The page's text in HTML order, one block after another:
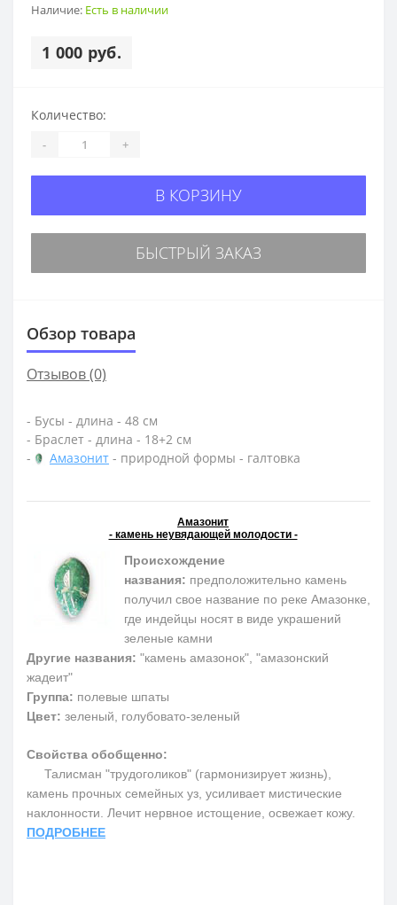
Наличие: Есть в наличии
1 000 руб.
Количество:
- +
В КОРЗИНУ
БЫСТРЫЙ ЗАКАЗ
Обзор товара
Отзывов (0)
- Бусы - длина - 48 см
- Браслет - длина - 18+2 см
-
Амазонит - природной формы - галтовка
Амазонит
- камень неувядающей молодости -
Происхождение
названия: предположительно камень
получил свое название по реке Амазонке,
где индейцы носят в виде украшений
зеленые камни
Другие названия: "камень амазонок", "амазонский
жадеит"
Группа: полевые шпаты
Цвет: зеленый, голубовато-зеленый
Свойства обобщенно:
Талисман "трудоголиков" (гармонизирует жизнь),
камень прочных семейных уз, усиливает мистические
наклонности. Лечит нервное истощение, освежает кожу.
ПОДРОБНЕЕ